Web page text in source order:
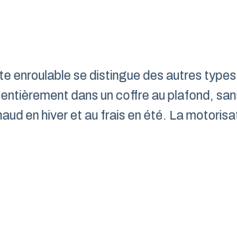
enroulable se distingue des autres
dans un coffre au plafond,
en hiver et au frais en été. La